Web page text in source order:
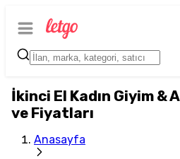
İkinci El Kadın Giyim &
ve Fiyatları
Anasayfa